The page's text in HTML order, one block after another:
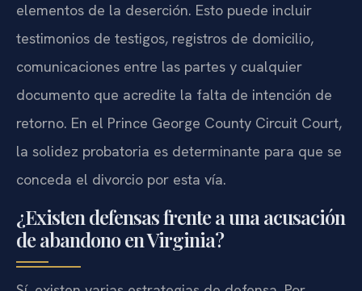
elementos de la deserción. Esto puede incluir
testimonios de testigos, registros de domicilio,
comunicaciones entre las partes y cualquier
documento que acredite la falta de intención de
retorno. En el Prince George County Circuit Court,
la solidez probatoria es determinante para que se
conceda el divorcio por esta vía.
¿Existen defensas frente a una acusación
de abandono en Virginia?